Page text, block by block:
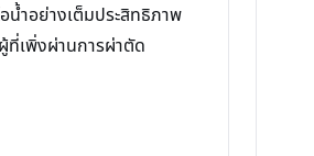
น้ำอย่างเต็มประสิทธิภาพ
เพิ่งผ่านการผ่าตัด